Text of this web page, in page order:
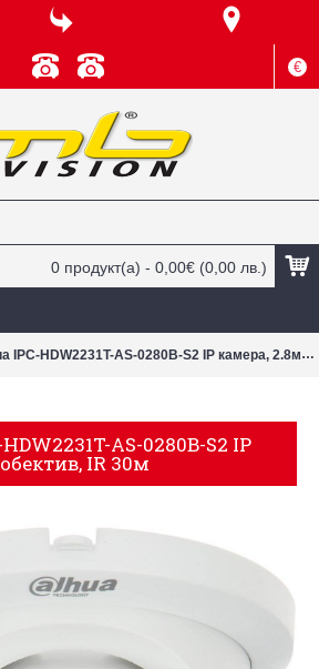
€
0 продукт(а) - 0,00€ (0,00 лв.)
HDW2231T-AS-0280B-S2 IP камера, 2.8мм обектив, IR 30м
AS-0280B-S2 IP
IR 30м